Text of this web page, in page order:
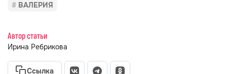
ВАЛЕРИЯ
Автор статьи
Ирина Ребрикова
Ссылка